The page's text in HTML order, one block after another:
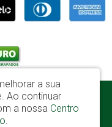
0001-65
- Salvador / BA - CEP:
a sua
Ao continuar
a nossa Centro
.